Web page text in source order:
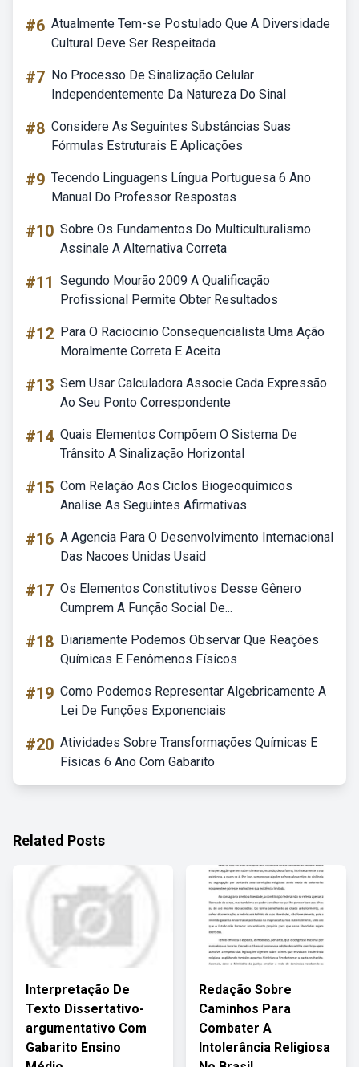
#6 Atualmente Tem-se Postulado Que A Diversidade
Cultural Deve Ser Respeitada
#7 No Processo De Sinalização Celular
Independentemente Da Natureza Do Sinal
#8 Considere As Seguintes Substâncias Suas
Fórmulas Estruturais E Aplicações
#9 Tecendo Linguagens Língua Portuguesa 6 Ano
Manual Do Professor Respostas
#10 Sobre Os Fundamentos Do Multiculturalismo
Assinale A Alternativa Correta
#11 Segundo Mourão 2009 A Qualificação
Profissional Permite Obter Resultados
#12 Para O Raciocinio Consequencialista Uma Ação
Moralmente Correta E Aceita
#13 Sem Usar Calculadora Associe Cada Expressão
Ao Seu Ponto Correspondente
#14 Quais Elementos Compõem O Sistema De
Trânsito A Sinalização Horizontal
#15 Com Relação Aos Ciclos Biogeoquímicos
Analise As Seguintes Afirmativas
#16 A Agencia Para O Desenvolvimento Internacional
Das Nacoes Unidas Usaid
#17 Os Elementos Constitutivos Desse Gênero
Cumprem A Função Social De...
#18 Diariamente Podemos Observar Que Reações
Químicas E Fenômenos Físicos
#19 Como Podemos Representar Algebricamente A
Lei De Funções Exponenciais
#20 Atividades Sobre Transformações Químicas E
Físicas 6 Ano Com Gabarito
Related Posts
Interpretação De
Texto Dissertativo-
argumentativo Com
Gabarito Ensino
Redação Sobre
Caminhos Para
Combater A
Intolerância Religiosa